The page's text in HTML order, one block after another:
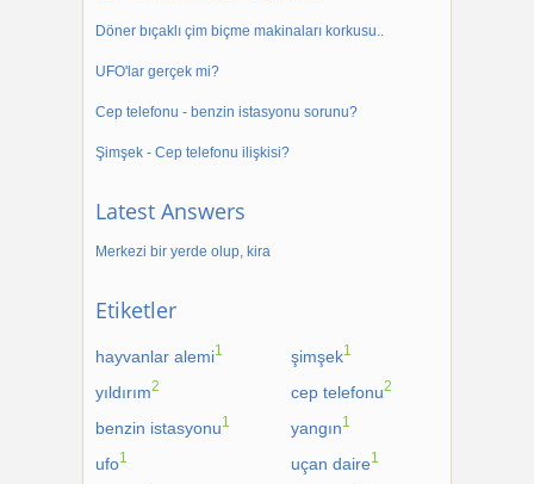
Döner bıçaklı çim biçme makinaları korkusu..
UFO'lar gerçek mi?
Cep telefonu - benzin istasyonu sorunu?
Şimşek - Cep telefonu ilişkisi?
Latest Answers
Merkezi bir yerde olup, kira
Etiketler
hayvanlar alemi1 şimşek1
yıldırım2 cep telefonu2
benzin istasyonu1 yangın1
ufo1 uçan daire1